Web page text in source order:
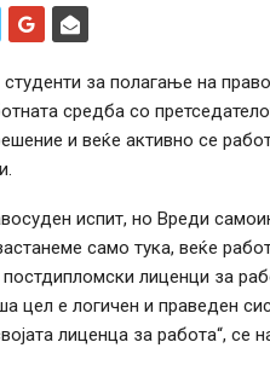
за полагање на
средба со
и веќе активно се
испит, но Вреди
само тука, веќе
лиценци за
цел е логичен и праведен
лиценца за работа“, се